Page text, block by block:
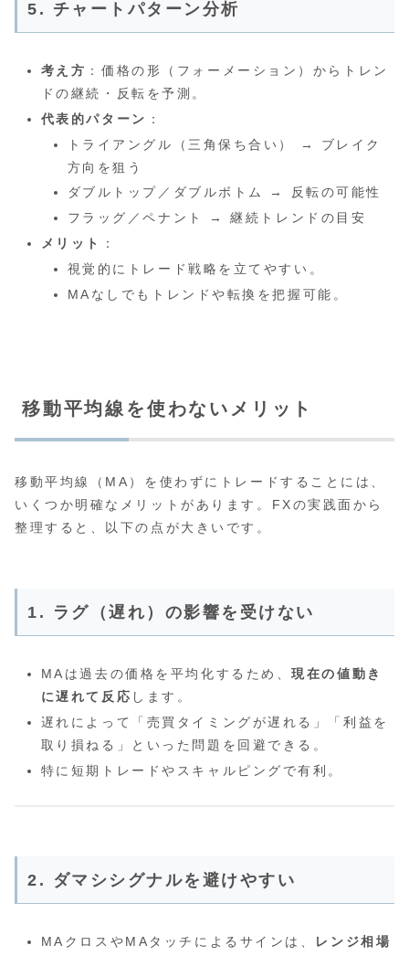
5. チャートパターン分析
考え方 ：価格の形（フォーメーション）からトレン
ドの継続・反転を予測。
代表的パターン ：
トライアングル（三角保ち合い） → ブレイク
方向を狙う
ダブルトップ／ダブルボトム → 反転の可能性
フラッグ／ペナント → 継続トレンドの目安
メリット
：
視覚的にトレード戦略を立てやすい。
MAなしでもトレンドや転換を把握可能。
移動平均線を使わないメリット
移動平均線（MA）を使わずにトレードすることには、
いくつか明確なメリットがあります。FXの実践面から
整理すると、以下の点が大きいです。
1. ラグ（遅れ）の影響を受けない
MAは過去の価格を平均化するため、現在の値動き
に遅れて反応 します。
遅れによって「売買タイミングが遅れる」「利益を
取り損ねる」といった問題を回避できる。
特に短期トレードやスキャルピングで有利。
2. ダマシシグナルを避けやすい
MAクロスやMAタッチによるサインは、 レンジ相場